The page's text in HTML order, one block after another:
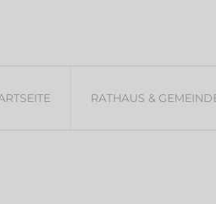
STARTSEITE
GEMEINDE